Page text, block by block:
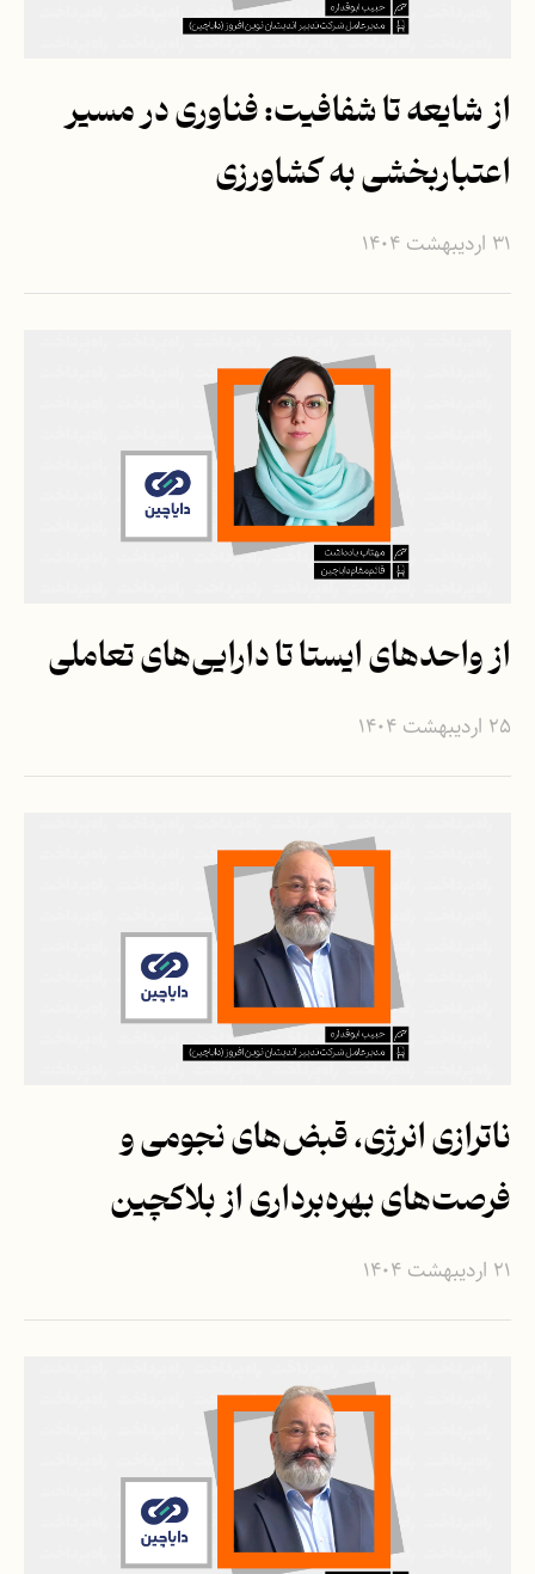
از شایعه تا شفافیت: فناوری در مسیر
اعتباربخشی به کشاورزی
۳۱ اردیبهشت ۱۴۰۴
از واحدهای ایستا تا دارایی‌های تعاملی
۲۵ اردیبهشت ۱۴۰۴
ناترازی انرژی، قبض‌های نجومی و
فرصت‌های بهره‌برداری از بلاکچین
۲۱ اردیبهشت ۱۴۰۴